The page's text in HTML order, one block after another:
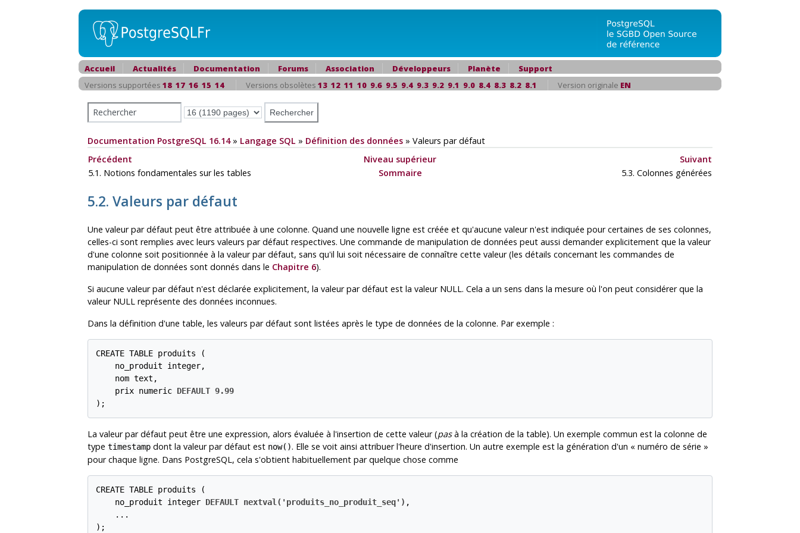
Accueil Actualités Documentation Forums Association Développeurs Planète
Support
Versions supportées 18 17 16 15 14 Versions obsolètes 13 12 11 10 9.6 9.5 9.4 9.3 9.2 9.1 9.0 8.4 8.3 8.2 8.1 Version originale EN
Documentation PostgreSQL 16.14» Langage SQL » Définition des données » Valeurs par défaut
Précédent
Niveau supérieur
Suivant
5.1. Notions fondamentales sur les tables
Sommaire 5.3. Colonnes générées
5.2. Valeurs par défaut
Une valeur par défaut peut être attribuée à une colonne. Quand une nouvelle ligne est créée et qu'aucune valeur n'est indiquée pour certaines de ses colonnes,
celles-ci sont remplies avec leurs valeurs par défaut respectives. Une commande de manipulation de données peut aussi demander explicitement que la valeur
d'une colonne soit positionnée à la valeur par défaut, sans qu'il lui soit nécessaire de connaître cette valeur (les détails concernant les commandes de
manipulation de données sont donnés dans le Chapitre 6).
Si aucune valeur par défaut n'est déclarée explicitement, la valeur par défaut est la valeur NULL. Cela a un sens dans la mesure où l'on peut considérer que la
valeur NULL représente des données inconnues.
Dans la définition d'une table, les valeurs par défaut sont listées après le type de données de la colonne. Par exemple :
CREATE TABLE produits (
    no_produit integer,
    nom text,
    prix numeric
DEFAULT 9.99
);
La valeur par défaut peut être une expression, alors évaluée à l'insertion de cette valeur (pasà la création de la table). Un exemple commun est la colonne de
type timestamp dont la valeur par défaut est now(). Elle se voit ainsi attribuer l'heure d'insertion. Un autre exemple est la génération d'un « numéro de série »
pour chaque ligne. Dans PostgreSQL, cela s'obtient habituellement par quelque chose comme
CREATE TABLE produits (
    no_produit integer
DEFAULT nextval('produits_no_produit_seq') ,
    ...
);